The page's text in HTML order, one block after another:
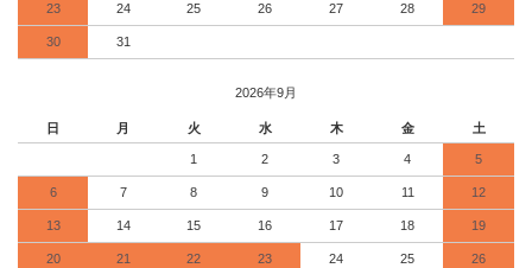
23 24 25 26 27 28 29
30 31
2026年9月
日 月 火 水 木 金 土
1 2 3 4 5
6 7 8 9 10 11 12
13 14 15 16 17 18 19
20 21 22 23 24 25 26